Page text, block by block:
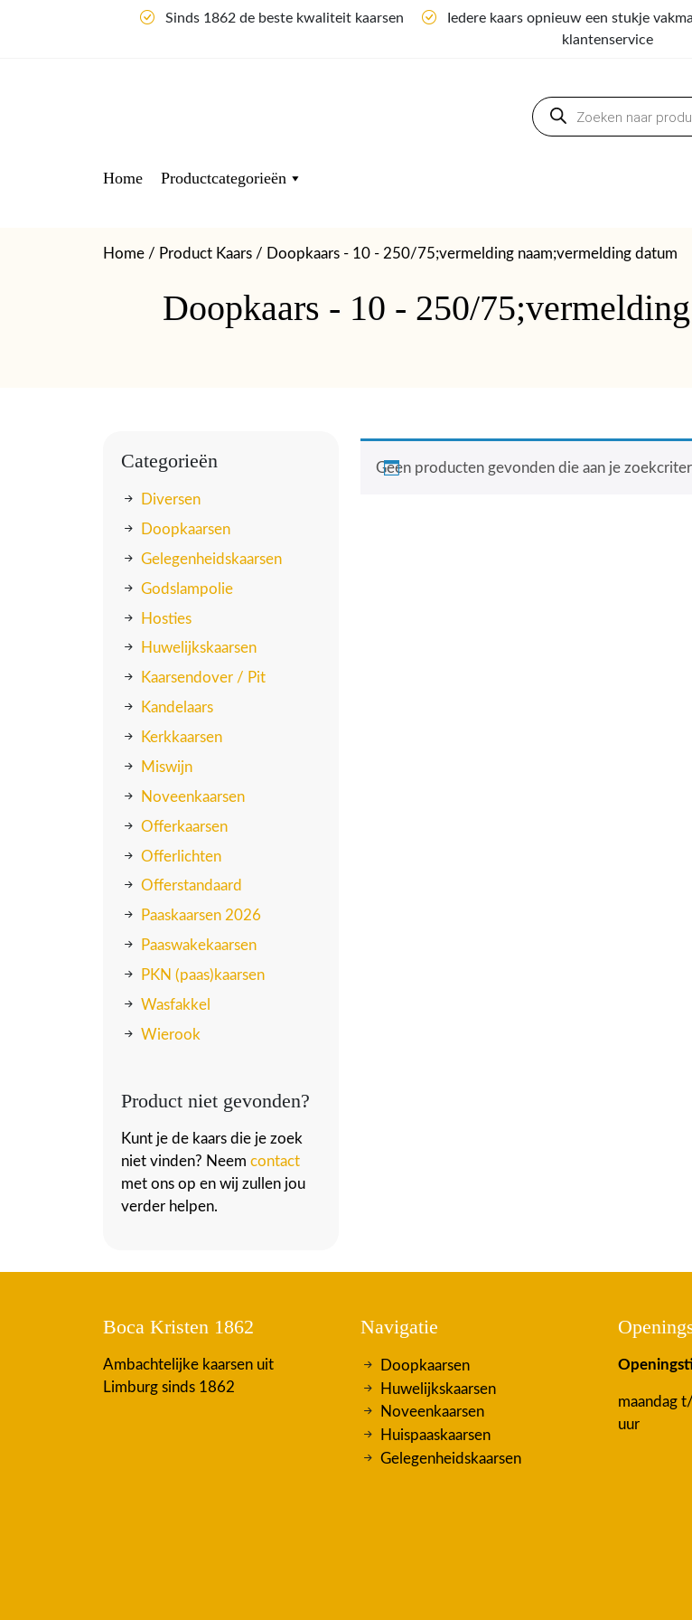
Sinds 1862 de beste kwaliteit kaarsen Iedere kaars opnieuw een stukje
klantenservice
Producten
zoeken
Home Productcategorieën
Home / Product Kaars / Doopkaars - 10 - 250/75;vermelding naam;vermelding datum
Doopkaars - 10 - 250/
Categorieën
Diversen
Doopkaarsen
Gelegenheidskaarsen
Godslampolie
Hosties
Huwelijkskaarsen
Kaarsendover / Pit
Kandelaars
Kerkkaarsen
Miswijn
Noveenkaarsen
Offerkaarsen
Offerlichten
Offerstandaard
Paaskaarsen 2026
Paaswakekaarsen
PKN (paas)kaarsen
Wasfakkel
Wierook
Product niet gevonden?
Kunt je de kaars die je zoek
niet vinden? Neem contact
met ons op en wij zullen jou
verder helpen.
Geen producten gevonden die aan je
Boca Kristen 1862
Ambachtelijke kaarsen uit
Limburg sinds 1862
Navigatie
Doopkaarsen
Huwelijkskaarsen
Noveenkaarsen
Huispaaskaarsen
Gelegenheidskaarsen
maandag
uur